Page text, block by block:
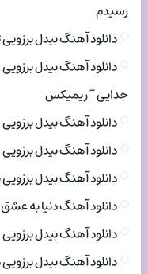
رسیدم
دانلود آهنگ بیدل
دانلود آهنگ بیدل
جدایی ~ ریمیکس
دانلود آهنگ بیدل
دانلود آهنگ بیدل
دانلود آهنگ بیدل
دانلود آهنگ دنیا به عشق
دانلود آهنگ بیدل
دانلود آهنگ بیدل